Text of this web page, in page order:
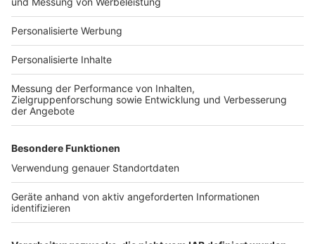
Für Unternehmen
Ihre Baufirma auf bauen.de
Kostenloses Infogespräch